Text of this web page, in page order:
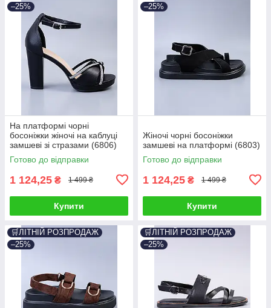
–25%
На платформі чорні
босоніжки жіночі на каблуці
замшеві зі стразами (6806)
Готово до відправки
1 124,25 ₴ 1 499 ₴
Купити
–25%
Жіночі чорні босоніжки
замшеві на платформі (6803)
Готово до відправки
1 124,25 ₴ 1 499 ₴
Купити
🛒ЛІТНІЙ РОЗПРОДАЖ
–25%
🛒ЛІТНІЙ РОЗПРОДАЖ
–25%